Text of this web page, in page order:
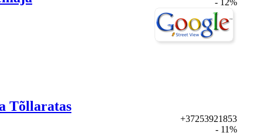
Tõllaratas
+37253921853
- 11%